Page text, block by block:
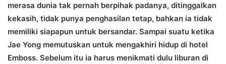
merasa dunia tak pernah berpihak padanya, ditinggalkan
kekasih, tidak punya penghasilan tetap, bahkan ia tidak
memiliki siapapun untuk bersandar. Sampai suatu ketika
Jae Yong memutuskan untuk mengakhiri hidup di hotel
Emboss. Sebelum itu ia harus menikmati dulu liburan di